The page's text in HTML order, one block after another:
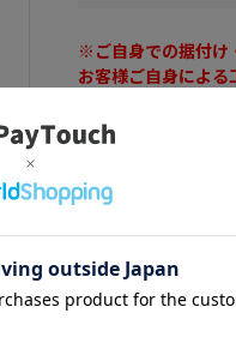
※ご自身での据付け
お客様ご自身による
据付け工事は専門
※浴室リモコンは別
取付の際は対応す
設置方法： 屋外壁掛
設置場所： 屋外